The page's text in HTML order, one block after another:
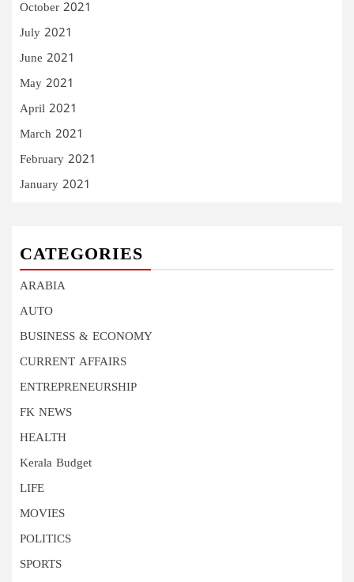
October 2021
July 2021
June 2021
May 2021
April 2021
March 2021
February 2021
January 2021
CATEGORIES
ARABIA
AUTO
BUSINESS & ECONOMY
CURRENT AFFAIRS
ENTREPRENEURSHIP
FK NEWS
HEALTH
Kerala Budget
LIFE
MOVIES
POLITICS
SPORTS